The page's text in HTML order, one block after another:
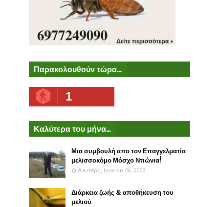
Παρακολουθούν τώρα...
1
Καλύτερα του μήνα...
Μια συμβουλή απο τον Επαγγελματία
μελισσοκόμο Μόσχο Ντιώνια!
Δευτέρα, Ιουνίου 26, 2023
Διάρκεια ζωής & αποθήκευση του
μελιού